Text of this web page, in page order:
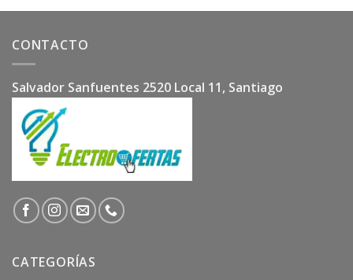
CONTACTO
Salvador Sanfuentes 2520 Local 11, Santiago
CATEGORÍAS